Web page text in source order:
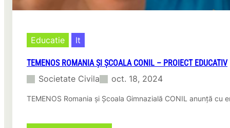
Educatie It
TEMENOS ROMANIA ȘI ȘCOALA CONIL – PROIECT EDUCATIV
Societate Civila oct. 18, 2024
TEMENOS Romania și Școala Gimnazială CONIL anunță